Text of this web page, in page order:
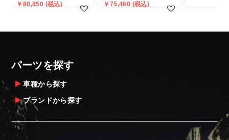
は個人宅直送・営業所止めが不可の場合がご
・発送先に、塗装・取付店等の業者様をご指
・メーカーによっては、配送先が自動車関連
業者でなければ、配送出来ないことがあるこ
とは予めご了承ください。
お届け商品について
商品到着後は速やかに開封のうえ、中身をご
￥80,850 (税込) ￥75,460 (税込)
パーツを探す
車種から探す
ブランドから探す